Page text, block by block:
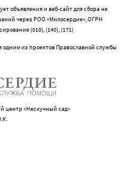
объявления и веб-сайт для сбора не
через РОО «Милосердие», ОГРН
(010), (140), (171)
одним из проектов Православной службы
центр «Нескучный сад»